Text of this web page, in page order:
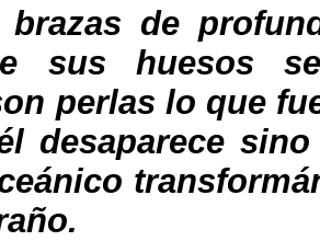
de
sus huesos
perlas lo que
desaparece